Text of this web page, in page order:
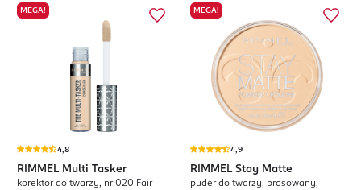
MEGA!
4,8
RIMMEL Multi Tasker
korektor do twarzy, nr 020 Fair
MEGA!
4,9
RIMMEL Stay Matte
puder do twarzy, prasowany,